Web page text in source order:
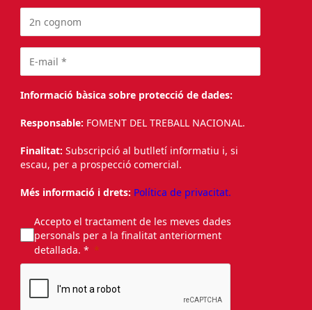
Informació bàsica sobre protecció de dades:
Responsable: FOMENT DEL TREBALL NACIONAL.
Finalitat: Subscripció al butlletí informatiu i, si
escau, per a prospecció comercial.
Més informació i drets: Política de privacitat.
Accepto el tractament de les meves dades
personals per a la finalitat anteriorment
detallada. *